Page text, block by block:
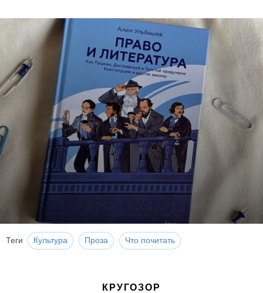
Теги Культура Проза Что почитать
КРУГОЗОР